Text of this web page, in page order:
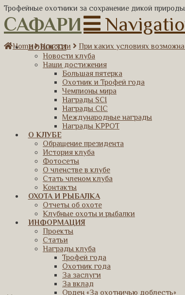
Трофейные охотники за сохранение дикой природы
САФАРИ
НОВОСТИ
Новости клуба
Наши достижения
Большая пятерка
Охотник и Трофей года
Чемпионы мира
Награды SCI
Награды CIC
Международные награды
Награды КРРОТ
О КЛУБЕ
Обращение президента
История клуба
Фотосеты
О членстве в клубе
Стать членом клуба
Контакты
ОХОТА И РЫБАЛКА
Отчеты об охоте
Клубные охоты и рыбалки
ИНФОРМАЦИЯ
Проекты
Статьи
Награды клуба
Трофей года
Охотник года
За заслуги
За вклад
Орден «За охотничью доблесть»
Home Новости При каких условиях